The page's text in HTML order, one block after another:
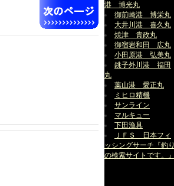
港 博光丸
御前崎港 博栄丸
大井川港 喜久丸
焼津 貴政丸
御宿岩和田 広丸
小田原港 弘美丸
銚子外川港 福田
丸
葉山港 愛正丸
ミヒロ精機
サンライン
マルキュー
下田漁具
ＪＦＳ 日本フィ
ッシングサーチ『釣り
の検索サイトです。』